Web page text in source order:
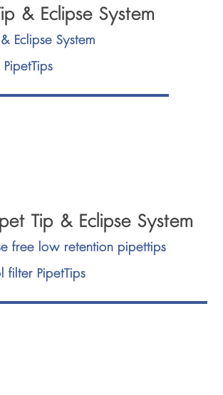
& Eclipse System
Eclipse System
Tip & Eclipse System
free low retention pipettips
filter PipetTips